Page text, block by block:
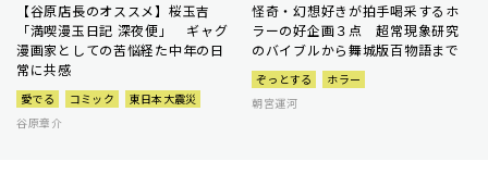
【谷原店長のオススメ】桜玉吉
「満喫漫玉日記 深夜便」 ギャグ
漫画家としての苦悩経た中年の日
常に共感
愛でる コミック
東日本大震災
谷原章介
怪奇・幻想好きが拍手喝采するホ
ラーの好企画３点 超常現象研究
のバイブルから舞城版百物語まで
ぞっとする
ホラー
朝宮運河